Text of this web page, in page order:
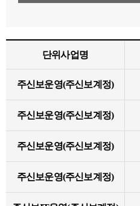
단위사업명
주신보운영(주신보계정)
주신보운영(주신보계정)
주신보운영(주신보계정)
주신보운영(주신보계정)